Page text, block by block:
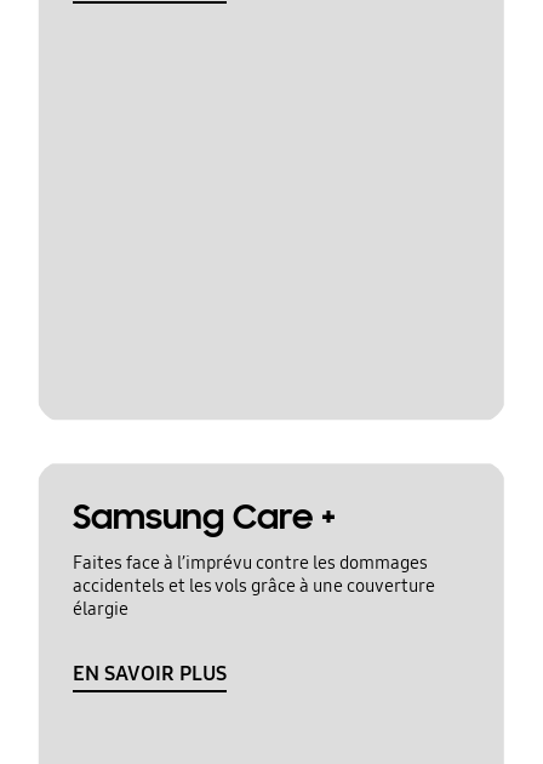
Samsung Care +
Faites face à l’imprévu contre les dommages
accidentels et les vols grâce à une couverture
élargie
EN SAVOIR PLUS